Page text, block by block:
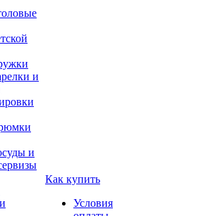
и
и
Как купить
Условия